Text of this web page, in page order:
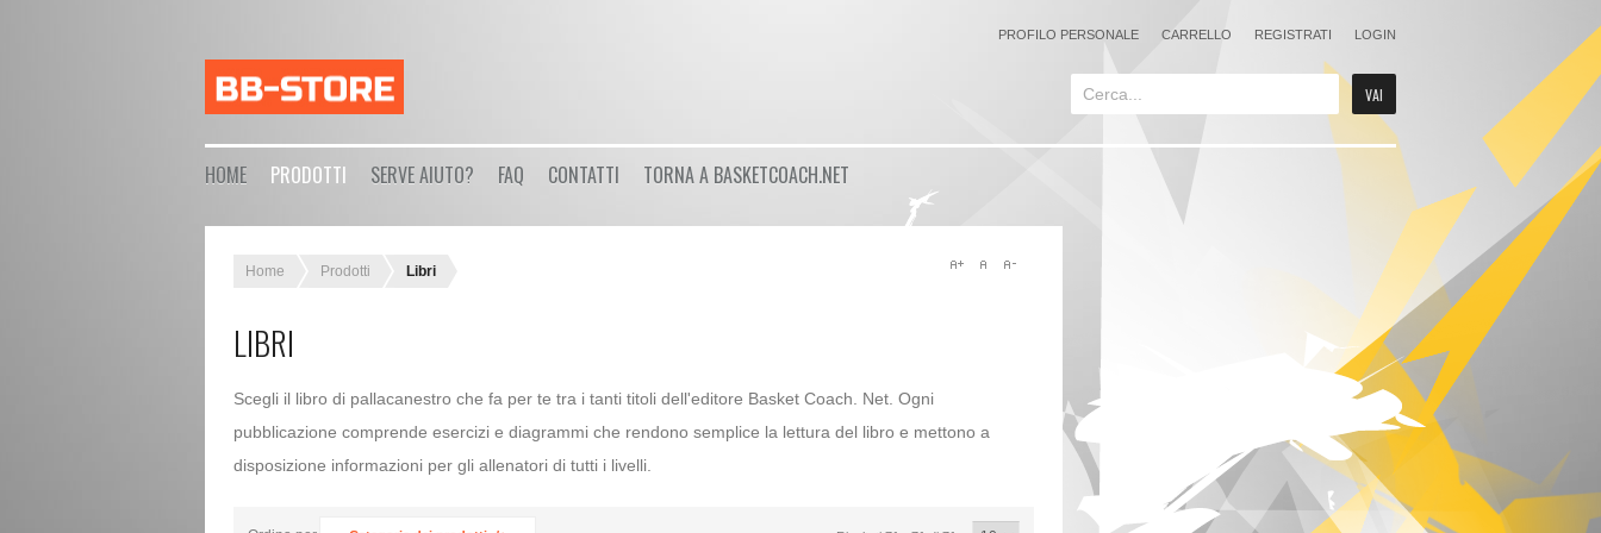
PROFILO PERSONALE CARRELLO REGISTRATI LOGIN
HOME PRODOTTI SERVE AIUTO? FAQ CONTATTI TORNA A BASKETCOACH.NET
Home Prodotti Libri
LIBRI
Scegli il libro di pallacanestro che fa per te tra i tanti titoli dell'editore Basket Coach. Net. Ogni
pubblicazione comprende esercizi e diagrammi che rendono semplice la lettura del libro e mettono a
disposizione informazioni per gli allenatori di tutti i livelli.
LoginorRegistrati
Ricordami